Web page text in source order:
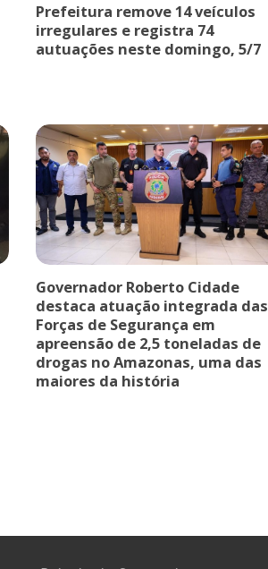
Prefeitura remove 14 veículos
irregulares e registra 74
autuações neste domingo, 5/7
Governador Roberto Cidade
destaca atuação integrada das
Forças de Segurança em
apreensão de 2,5 toneladas de
drogas no Amazonas, uma das
maiores da história